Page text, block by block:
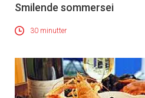
Smilende sommersei
30 minutter